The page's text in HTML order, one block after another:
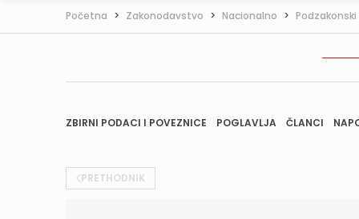
Početna > Zakonodavstvo > Nacionalno >
ZBIRNI PODACI I POVEZNICE POGLAVLJA ČLANCI
PRETHODNIK